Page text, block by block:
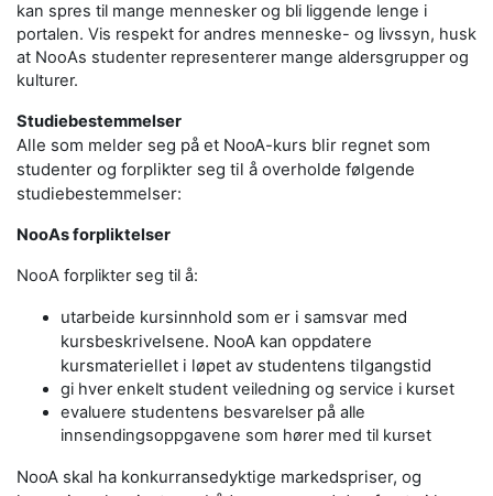
kan spres til mange mennesker og bli liggende lenge i
portalen. Vis respekt for andres menneske- og livssyn, husk
at NooAs studenter representerer mange aldersgrupper og
kulturer.
Studiebestemmelser
Alle som melder seg på et NooA-kurs blir regnet som
studenter og forplikter seg til å overholde følgende
studiebestemmelser:
NooAs forpliktelser
NooA forplikter seg til å:
utarbeide kursinnhold som er i samsvar med
kursbeskrivelsene. NooA kan oppdatere
kursmateriellet i løpet av studentens tilgangstid
gi hver enkelt student veiledning og service i kurset
evaluere studentens besvarelser på alle
innsendingsoppgavene som hører med til kurset
NooA skal ha konkurransedyktige markedspriser, og